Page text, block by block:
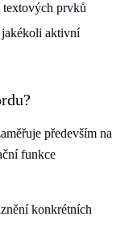
textových prvků
aktivní
především na
funkce
konkrétních